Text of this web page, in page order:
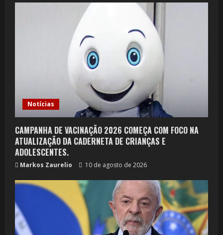
Notícias
CAMPANHA DE VACINAÇÃO 2026 COMEÇA COM FOCO NA
ATUALIZAÇÃO DA CADERNETA DE CRIANÇAS E
ADOLESCENTES.
Markos Zaurelio 10 de agosto de 2026